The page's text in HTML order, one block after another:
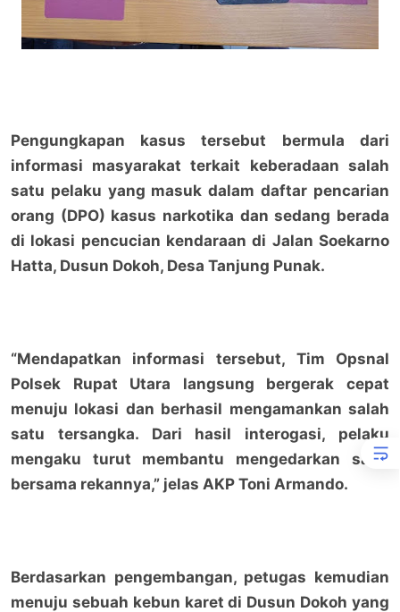
Pengungkapan kasus tersebut bermula dari
informasi masyarakat terkait keberadaan salah
satu pelaku yang masuk dalam daftar pencarian
orang (DPO) kasus narkotika dan sedang berada
di lokasi pencucian kendaraan di Jalan Soekarno
Hatta, Dusun Dokoh, Desa Tanjung Punak.
“Mendapatkan informasi tersebut, Tim Opsnal
Polsek Rupat Utara langsung bergerak cepat
menuju lokasi dan berhasil mengamankan salah
satu tersangka. Dari hasil interogasi, pelaku
mengaku turut membantu mengedarkan sabu
bersama rekannya,” jelas AKP Toni Armando.
Berdasarkan pengembangan, petugas kemudian
menuju sebuah kebun karet di Dusun Dokoh yang